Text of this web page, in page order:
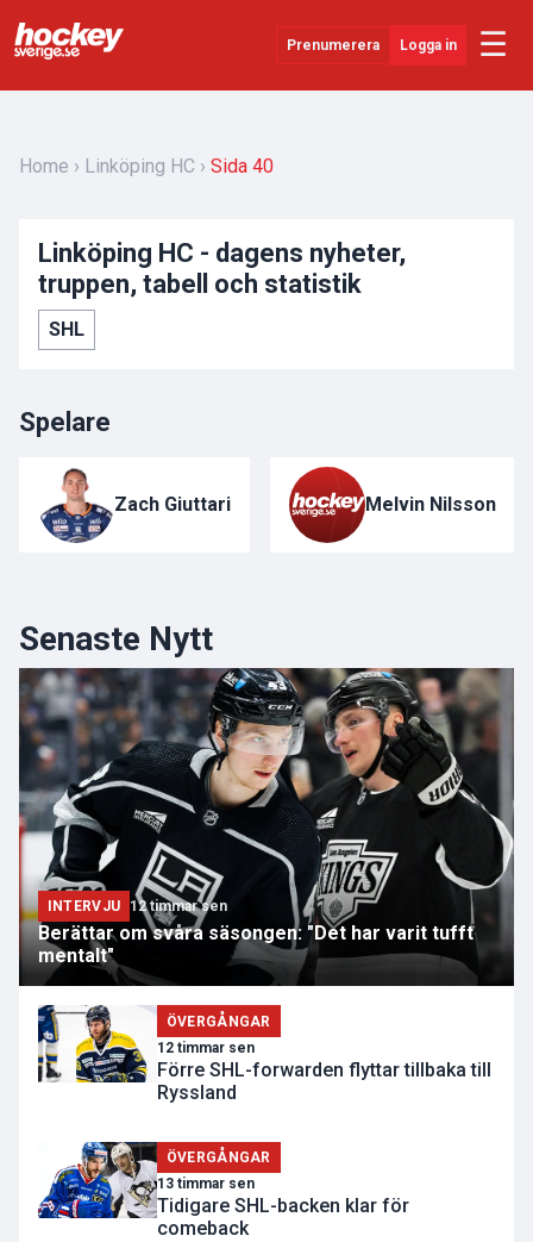
Prenumerera Logga in ☰
YouTube
Evenemang
Övrigt
Home Linköping HC Sida 40
Linköping HC - dagens nyheter,
truppen, tabell och statistik
SHL
Spelare
Zach Giuttari Melvin Nilsson
Senaste Nytt
INTERVJU 12 timmar sen
Berättar om svåra säsongen: "Det har varit tufft
mentalt"
ÖVERGÅNGAR
12 timmar sen
Förre SHL-forwarden flyttar tillbaka till
Ryssland
ÖVERGÅNGAR
13 timmar sen
Tidigare SHL-backen klar för
comeback